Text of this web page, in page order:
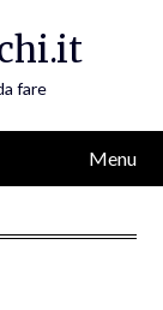
fare
Menu